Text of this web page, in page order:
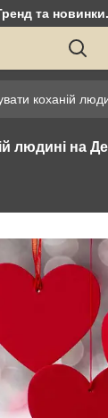
та новинки.
коханій
людині на